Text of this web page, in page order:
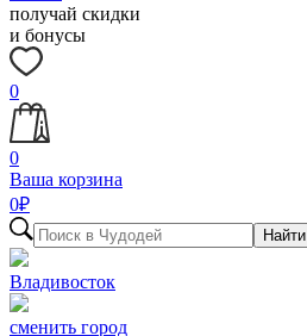
получай скидки
и бонусы
0
0
Ваша корзина
0₽
Найти
Владивосток
сменить город